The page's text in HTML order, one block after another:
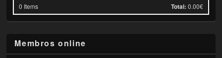
0 Items Total: 0.00€
Membros online